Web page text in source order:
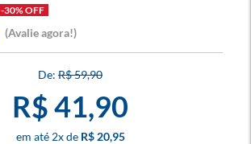
-30% OFF
Avalie agora!
R$ 59,90
R$ 41,90
2x R$ 20,95